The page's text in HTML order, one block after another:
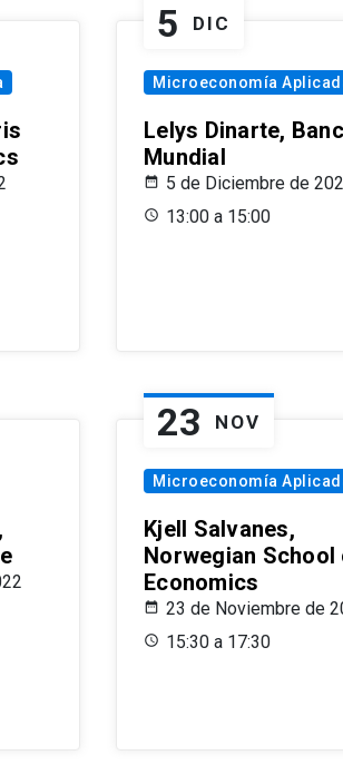
5 DIC
Microeconomía
Lelys Dinarte,
Mundial
5 de Diciembre de
13:00 a 15:00
23 NOV
Microeconomía
Kjell Salvanes,
Norwegian School
Economics
23 de Noviembre de
15:30 a 17:30